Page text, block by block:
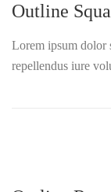
Outline
Lorem ipsum dolor
repellendus iure